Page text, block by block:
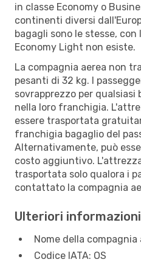
in classe Economy o
continenti diversi
bagagli sono le stesse,
Economy Light non esiste.
La compagnia aerea non
pesanti di 32 kg. I
sovrapprezzo per
nella loro franchigia.
essere trasportata
franchigia bagaglio del
Alternativamente, può
costo aggiuntivo.
trasportata solo qualora i
contattato la compagnia
Ulteriori informazioni
Nome della
Codice IATA: OS